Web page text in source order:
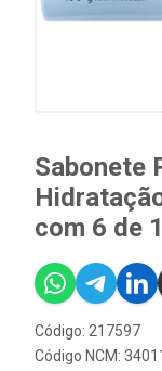
Sabonete
com 6 de
Código: 217597
Código NCM: